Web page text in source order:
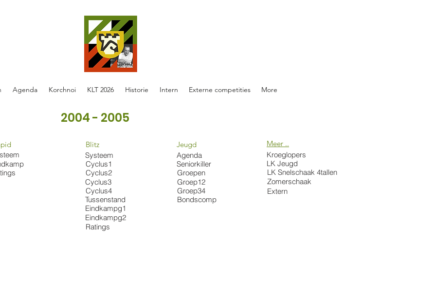
Agenda Korchnoi KLT 2026 Historie Intern Externe competities More
2004 - 2005
Blitz
Systeem
Cyclus1
Cyclus2
Cyclus3
Cyclus4
Eindkampg1
Tussenstand
Eindkampg2
Ratings
Jeugd
Agenda
Seniorkiller
Groepen
Groep12
Groep34
Bondscomp
Meer ..
Kroeglopers
LK Jeugd
LK Snelschaak 4tallen
Zomerschaak
Extern